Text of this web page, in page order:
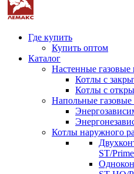
Где купить
Купить оптом
Каталог
Настенные газовые
Котлы с
Котлы с
Напольные
Котлы наружного
ST/